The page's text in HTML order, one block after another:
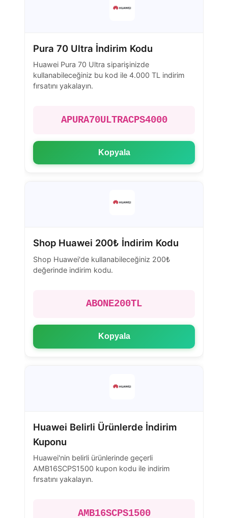
Pura 70 Ultra İndirim Kodu
Huawei Pura 70 Ultra siparişinizde
kullanabileceğiniz bu kod ile 4.000 TL indirim
fırsatını yakalayın.
APURA70ULTRACPS4000
Kopyala
Shop Huawei 200₺ İndirim Kodu
Shop Huawei'de kullanabileceğiniz 200₺
değerinde indirim kodu.
ABONE200TL
Kopyala
Huawei Belirli Ürünlerde İndirim
Kuponu
Huawei'nin belirli ürünlerinde geçerli
AMB16SCPS1500 kupon kodu ile indirim
fırsatını yakalayın.
AMB16SCPS1500